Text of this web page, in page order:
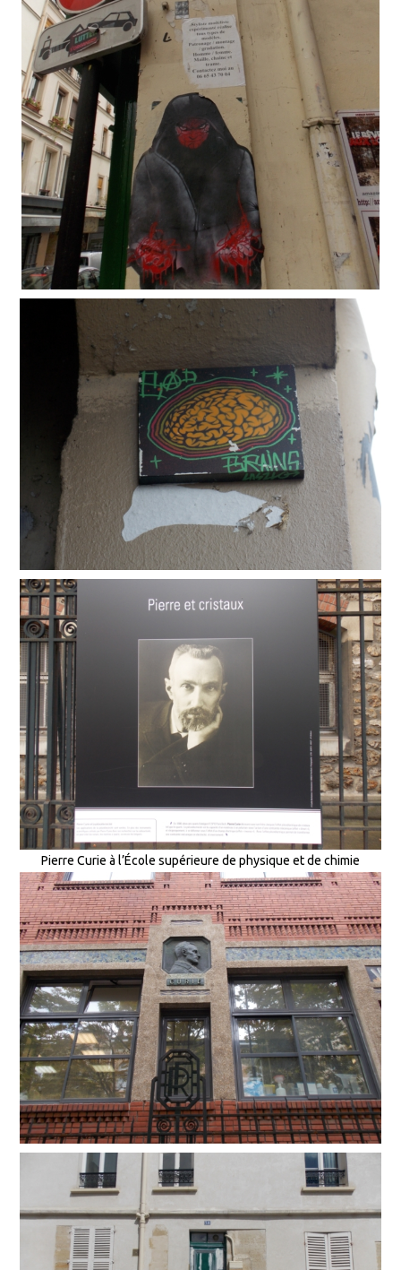
Pierre Curie à l’École supérieure de physique et de chimie